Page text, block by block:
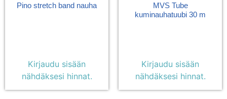
Pino stretch band nauha
Kirjaudu sisään
nähdäksesi hinnat.
MVS Tube
kuminauhatuubi 30 m
Kirjaudu sisään
nähdäksesi hinnat.